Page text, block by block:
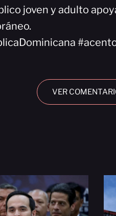
joven y adulto
VER